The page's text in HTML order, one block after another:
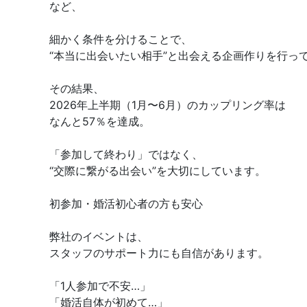
など、
細かく条件を分けることで、
“本当に出会いたい相手”と出会える企画作りを行っ
その結果、
2026年上半期（1月〜6月）のカップリング率は
なんと57％を達成。
「参加して終わり」ではなく、
“交際に繋がる出会い”を大切にしています。
初参加・婚活初心者の方も安心
弊社のイベントは、
スタッフのサポート力にも自信があります。
「1人参加で不安…」
「婚活自体が初めて…」